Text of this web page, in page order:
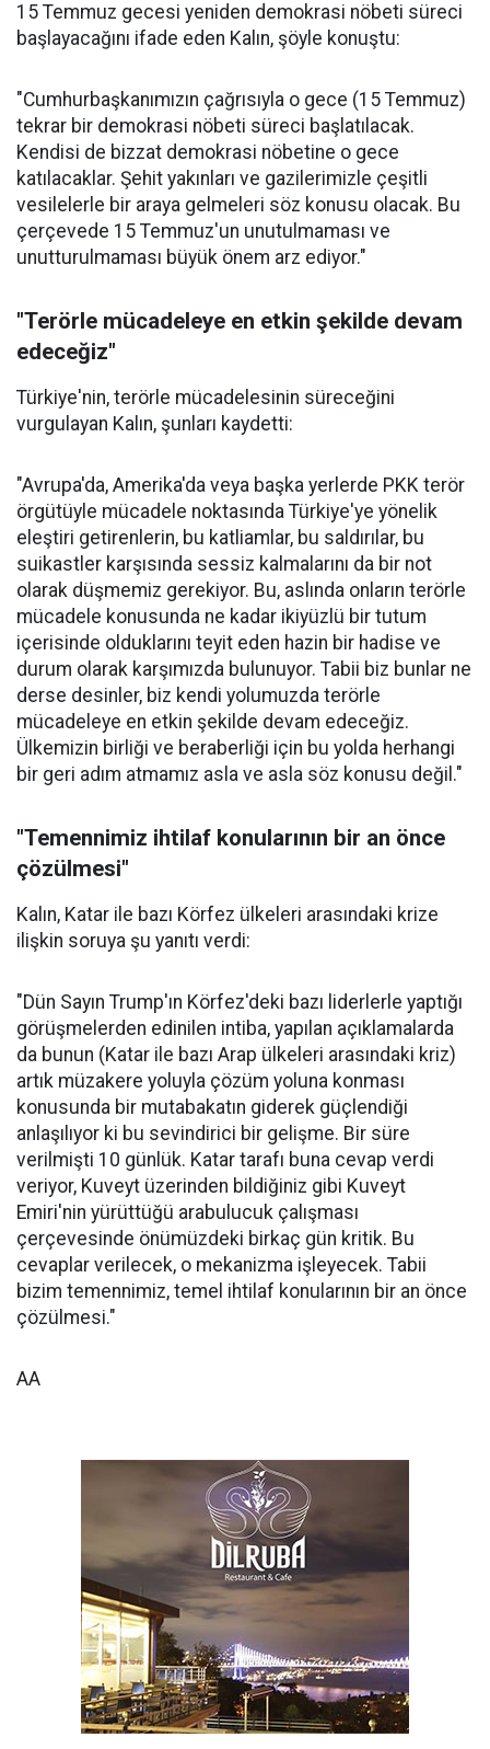
15 Temmuz gecesi yeniden demokrasi nöbeti süreci
başlayacağını ifade eden Kalın, şöyle konuştu:
"Cumhurbaşkanımızın çağrısıyla o gece (15 Temmuz)
tekrar bir demokrasi nöbeti süreci başlatılacak.
Kendisi de bizzat demokrasi nöbetine o gece
katılacaklar. Şehit yakınları ve gazilerimizle çeşitli
vesilelerle bir araya gelmeleri söz konusu olacak. Bu
çerçevede 15 Temmuz'un unutulmaması ve
unutturulmaması büyük önem arz ediyor."
"Terörle mücadeleye en etkin şekilde devam
edeceğiz"
Türkiye'nin, terörle mücadelesinin süreceğini
vurgulayan Kalın, şunları kaydetti:
"Avrupa'da, Amerika'da veya başka yerlerde PKK terör
örgütüyle mücadele noktasında Türkiye'ye yönelik
eleştiri getirenlerin, bu katliamlar, bu saldırılar, bu
suikastler karşısında sessiz kalmalarını da bir not
olarak düşmemiz gerekiyor. Bu, aslında onların terörle
mücadele konusunda ne kadar ikiyüzlü bir tutum
içerisinde olduklarını teyit eden hazin bir hadise ve
durum olarak karşımızda bulunuyor. Tabii biz bunlar ne
derse desinler, biz kendi yolumuzda terörle
mücadeleye en etkin şekilde devam edeceğiz.
Ülkemizin birliği ve beraberliği için bu yolda herhangi
bir geri adım atmamız asla ve asla söz konusu değil."
"Temennimiz ihtilaf konularının bir an önce
çözülmesi"
Kalın, Katar ile bazı Körfez ülkeleri arasındaki krize
ilişkin soruya şu yanıtı verdi:
"Dün Sayın Trump'ın Körfez'deki bazı liderlerle yaptığı
görüşmelerden edinilen intiba, yapılan açıklamalarda
da bunun (Katar ile bazı Arap ülkeleri arasındaki kriz)
artık müzakere yoluyla çözüm yoluna konması
konusunda bir mutabakatın giderek güçlendiği
anlaşılıyor ki bu sevindirici bir gelişme. Bir süre
verilmişti 10 günlük. Katar tarafı buna cevap verdi
veriyor, Kuveyt üzerinden bildiğiniz gibi Kuveyt
Emiri'nin yürüttüğü arabulucuk çalışması
çerçevesinde önümüzdeki birkaç gün kritik. Bu
cevaplar verilecek, o mekanizma işleyecek. Tabii
bizim temennimiz, temel ihtilaf konularının bir an önce
çözülmesi."
AA